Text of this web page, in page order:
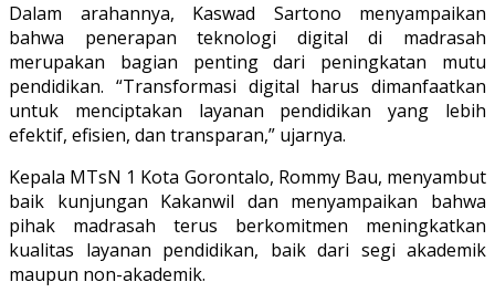
Dalam arahannya, Kaswad Sartono menyampaikan
bahwa penerapan teknologi digital di madrasah
merupakan bagian penting dari peningkatan mutu
pendidikan. “Transformasi digital harus dimanfaatkan
untuk menciptakan layanan pendidikan yang lebih
efektif, efisien, dan transparan,” ujarnya.
Kepala MTsN 1 Kota Gorontalo, Rommy Bau, menyambut
baik kunjungan Kakanwil dan menyampaikan bahwa
pihak madrasah terus berkomitmen meningkatkan
kualitas layanan pendidikan, baik dari segi akademik
maupun non-akademik.